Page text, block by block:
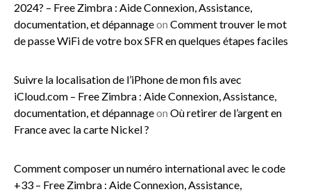
2024? – Free Zimbra : Aide Connexion, Assistance,
documentation, et dépannageon Comment trouver le mot
de passe WiFi de votre box SFR en quelques étapes faciles
Suivre la localisation de l’iPhone de mon fils avec
iCloud.com – Free Zimbra : Aide Connexion, Assistance,
documentation, et dépannageon Où retirer de l’argent en
France avec la carte Nickel ?
Comment composer un numéro international avec le code
+33 – Free Zimbra : Aide Connexion, Assistance,